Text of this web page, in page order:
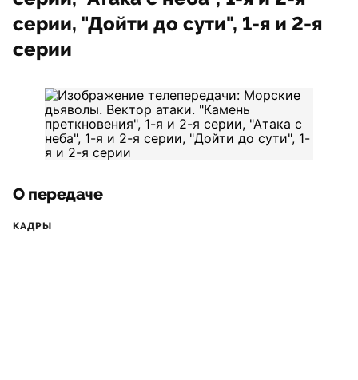
серии, "Дойти до сути", 1-я и 2-я
серии
О передаче
КАДРЫ